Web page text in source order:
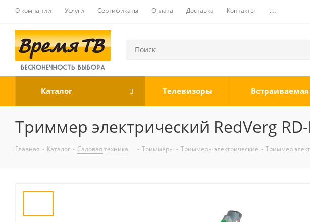
О компании Услуги Сертификаты Оплата Доставка Контакты ...
Каталог Телевизоры
Триммер электрический RedVerg RD-
Главная - Каталог - Садовая техника - Триммеры - Триммеры электрические - Триммер